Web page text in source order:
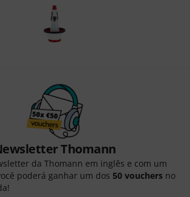
Thomann
da Thomann em inglês e com um
poderá ganhar um dos 50 vouchers no